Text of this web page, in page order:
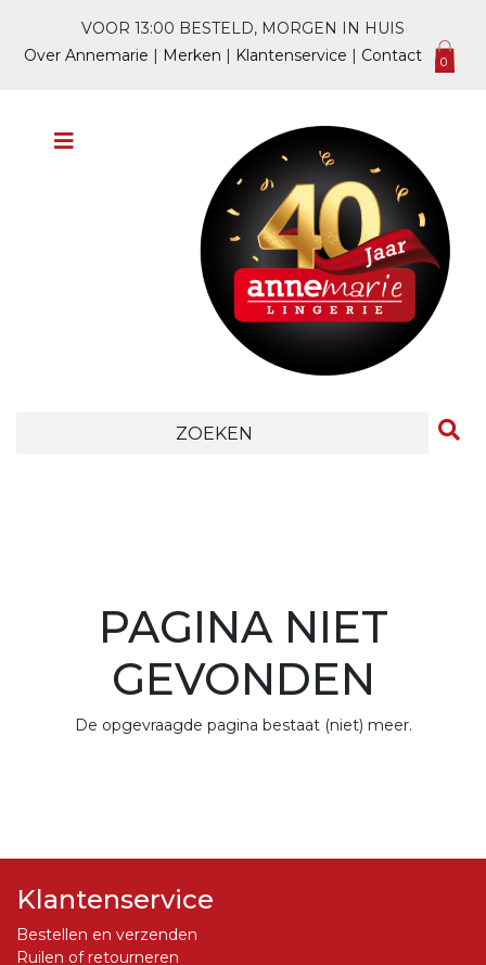
VOOR 13:00 BESTELD, MORGEN IN HUIS
Over Annemarie | Merken | Klantenservice | Contact 0
PAGINA NIET
GEVONDEN
De opgevraagde pagina bestaat (niet) meer.
Klantenservice
Bestellen en verzenden
Ruilen of retourneren